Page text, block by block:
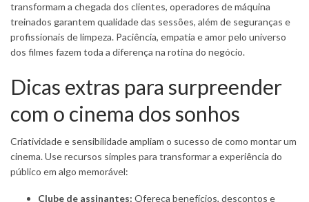
transformam a chegada dos clientes, operadores de máquina
treinados garantem qualidade das sessões, além de seguranças e
profissionais de limpeza. Paciência, empatia e amor pelo universo
dos filmes fazem toda a diferença na rotina do negócio.
Dicas extras para surpreender
com o cinema dos sonhos
Criatividade e sensibilidade ampliam o sucesso de como montar um
cinema. Use recursos simples para transformar a experiência do
público em algo memorável:
Clube de assinantes: Ofereça benefícios, descontos e